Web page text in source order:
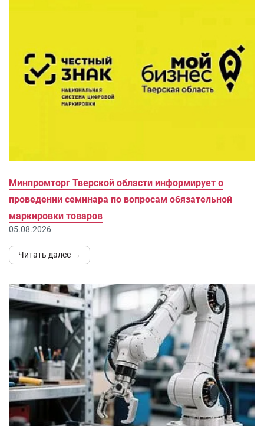
Минпромторг Тверской области информирует о
проведении семинара по вопросам обязательной
маркировки товаров
05.08.2026
Читать далее →